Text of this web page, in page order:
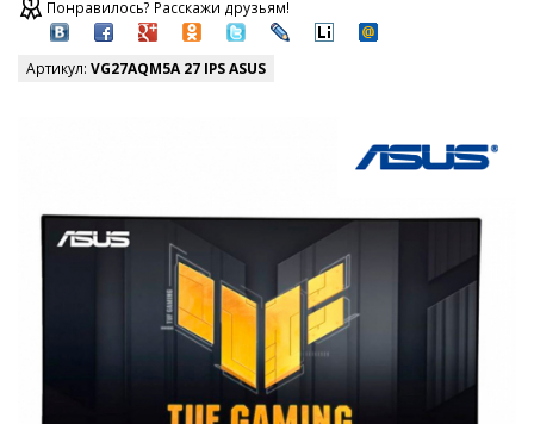
Понравилось? Расскажи друзьям!
Артикул: VG27AQM5A 27 IPS ASUS